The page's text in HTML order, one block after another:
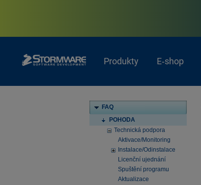
Produkty E‑shop
FAQ
POHODA
Technická podpora
Aktivace/Monitoring
Instalace/Odinstalace
Licenční ujednání
Spuštění programu
Aktualizace